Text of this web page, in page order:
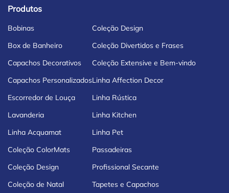
Produtos
Bobinas
Box de Banheiro
Capachos Decorativos
Capachos Personalizados
Escorredor de Louça
Lavanderia
Linha Acquamat
Coleção ColorMats
Coleção Design
Coleção de Natal
Coleção Design
Coleção Divertidos e Frases
Coleção Extensive e Bem-vindo
Linha Affection Decor
Linha Rústica
Linha Kitchen
Linha Pet
Passadeiras
Profissional Secante
Tapetes e Capachos